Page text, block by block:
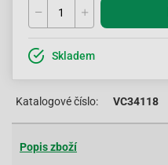
Skladem
Katalogové číslo: VC34118
Popis zboží